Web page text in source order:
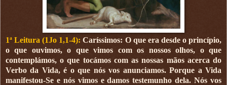
1ª Leitura (1Jo 1,1-4):Caríssimos: O que era desde o princípio,
o que ouvimos, o que vimos com os nossos olhos, o que
contemplámos, o que tocámos com as nossas mãos acerca do
Verbo da Vida, é o que nós vos anunciamos. Porque a Vida
manifestou-Se e nós vimos e damos testemunho dela. Nós vos